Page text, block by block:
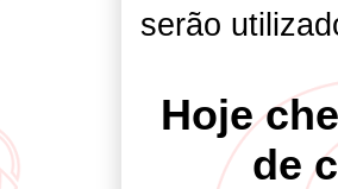
serão
Hoje
de